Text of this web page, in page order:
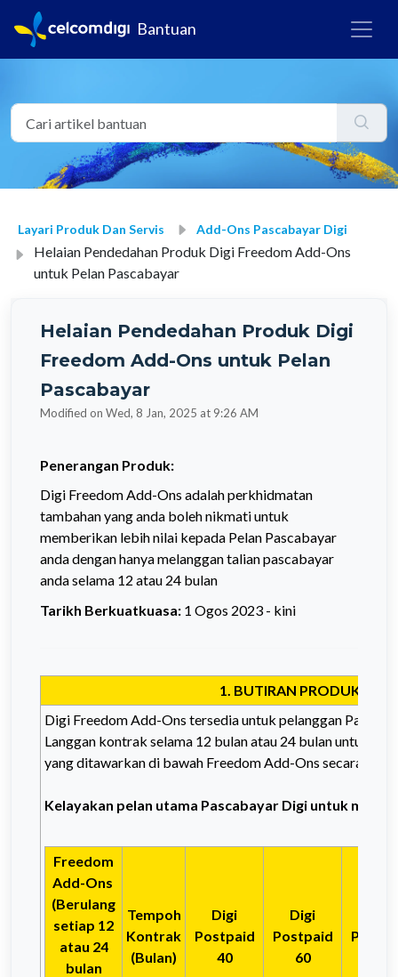
Bantuan
Layari Produk Dan Servis Add-Ons Pascabayar Digi
Helaian Pendedahan Produk Digi Freedom Add-Ons
untuk Pelan Pascabayar
Helaian Pendedahan Produk Digi
Freedom Add-Ons untuk Pelan
Pascabayar
Modified on Wed, 8 Jan, 2025 at 9:26 AM
Penerangan Produk:
Digi Freedom Add-Ons adalah perkhidmatan
tambahan yang anda boleh nikmati untuk
memberikan lebih nilai kepada Pelan Pascabayar
anda dengan hanya melanggan talian pascabayar
anda selama 12 atau 24 bulan
Tarikh Berkuatkuasa: 1 Ogos 2023 - kini
1. BUTIRAN PRODUK DAN
Digi Freedom Add-Ons tersedia untuk pelanggan
Langgan kontrak selama 12 bulan atau 24 bulan untuk
yang ditawarkan di bawah Freedom Add-Ons secara
Kelayakan pelan utama Pascabayar Digi untuk
Freedom
Add-Ons
(Berulang
setiap 12
atau 24
bulan
Tempoh
Kontrak
(Bulan)
Digi
Postpaid
40
Digi
Postpaid
60